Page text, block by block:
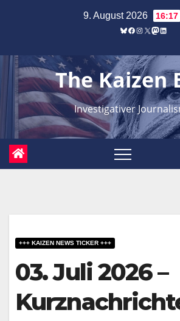
9. August 2026 16:17
Bluesky
Facebook
Instagram
X
The Kaizen
Investigativer
+++ KAIZEN NEWS TICKER +++
03. Juli 2026 –